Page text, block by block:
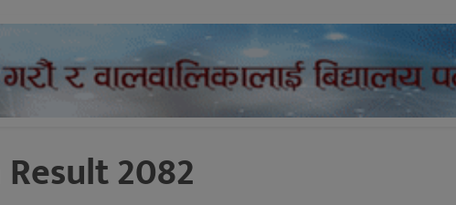
2082